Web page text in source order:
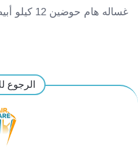
غساله هام حوضين 12 كيلو أبيض
الرجوع